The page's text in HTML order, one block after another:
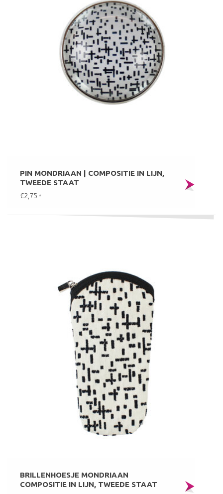
PIN MONDRIAAN | COMPOSITIE IN LIJN,
TWEEDE STAAT
€2,75 *
BRILLENHOESJE MONDRIAAN
COMPOSITIE IN LIJN, TWEEDE STAAT